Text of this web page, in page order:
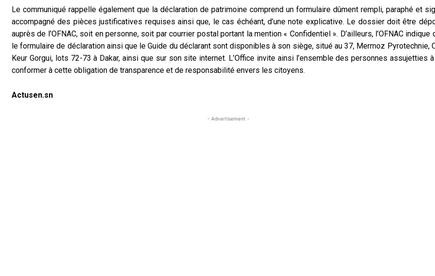
Le communiqué rappelle également que la déclaration de patrimoine comprend un formulaire dûment rempli, paraphé et
accompagné des pièces justificatives requises ainsi que, le cas échéant, d’une note explicative. Le dossier doit être
auprès de l’OFNAC, soit en personne, soit par courrier postal portant la mention « Confidentiel ». D’ailleurs, l’OFNAC indique
le formulaire de déclaration ainsi que le Guide du déclarant sont disponibles à son siège, situé au 37, Mermoz Pyrotechnie,
Keur Gorgui, lots 72-73 à Dakar, ainsi que sur son site internet. L’Office invite ainsi l’ensemble des personnes assujetties
conformer à cette obligation de transparence et de responsabilité envers les citoyens.
Actusen.sn
- Advertisement -